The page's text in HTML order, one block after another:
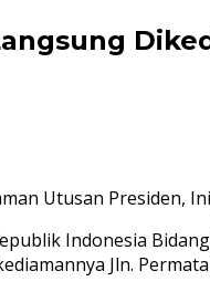
Indonesia
Jln.